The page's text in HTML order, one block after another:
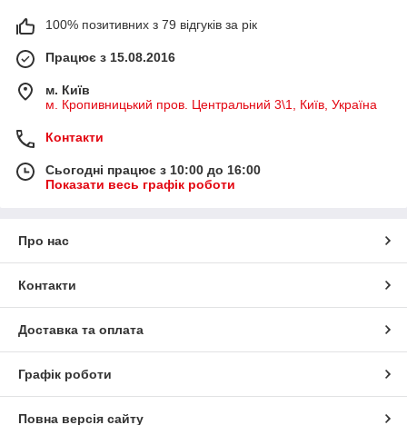
100% позитивних з 79 відгуків за рік
Працює з 15.08.2016
м. Київ
м. Кропивницький пров. Центральний 3\1, Київ, Україна
Контакти
Сьогодні працює з 10:00 до 16:00
Показати весь графік роботи
Про нас
Контакти
Доставка та оплата
Графік роботи
Повна версія сайту